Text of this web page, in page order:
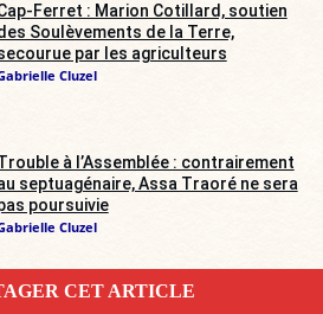
Ferret : Marion Cotillard, soutien
Soulèvements de la Terre,
par les agriculteurs
Cluzel
à l’Assemblée : contrairement
septuagénaire, Assa Traoré ne sera
poursuivie
Cluzel
Braun-Pivet laissera-t-elle passer
CET ARTICLE